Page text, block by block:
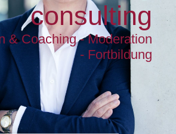
consulting
& Coaching - Moderation
- Fortbildung